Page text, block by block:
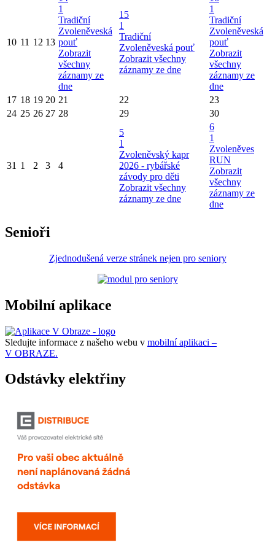
10 11 12 13
1
Tradiční
Zvoleněveská
pouť
Zobrazit
všechny
záznamy ze
dne
15
1
Tradiční
Zvoleněveská pouť
Zobrazit všechny
záznamy ze dne
1
Tradiční
Zvoleněveská
pouť
Zobrazit
všechny
záznamy ze
dne
17 18 19 20 21 22
23
24 25 26 27 28 29 30
31 1 2 3 4
5
1
Zvoleněvský kapr
2026 - rybářské
závody pro děti
Zobrazit všechny
záznamy ze dne
6
1
Zvoleněves
RUN
Zobrazit
všechny
záznamy ze
dne
Senioři
Zjednodušená verze stránek nejen pro seniory
Mobilní aplikace
Sledujte informace z našeho webu v mobilní aplikaci –
V OBRAZE.
Odstávky elektřiny